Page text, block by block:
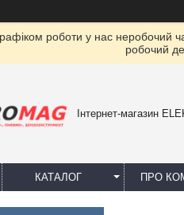
роботи у нас неробочий
робочий
Інтернет-магазин
КАТАЛОГ ПРО